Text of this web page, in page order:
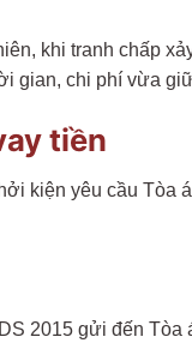
khi tranh chấp
gian, chi phí vừa
tiền
kiện yêu cầu Tòa
2015 gửi đến Tòa